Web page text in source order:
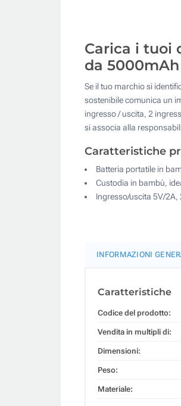
Carica i tuoi
da 5000mAh
Se il tuo marchio si
sostenibile comunica un
ingresso / uscita, 2
si associa alla
Caratteristiche
Batteria portatile in
Custodia in bambù,
Ingresso/uscita 5V/2A,
INFORMAZIONI
Caratteristiche
Codice del prodotto:
Vendita in multipli di:
Dimensioni:
Peso:
Materiale: